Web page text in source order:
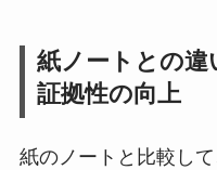
紙ノートとの違
証拠性の向上
紙のノートと比較し